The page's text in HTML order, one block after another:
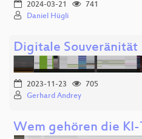
2024-03-21
741
Daniel Hügli
Digitale Souveränität
2023-11-23
705
Gerhard Andrey
Wem gehören die